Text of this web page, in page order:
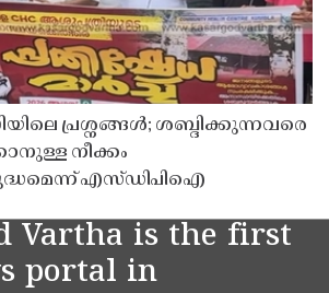
പ്രശ്നങ്ങൾ; ശബ്ദിക്കുന്നവരെ
നീക്കം
എസ്ഡിപിഐ
Vartha is the first
portal in